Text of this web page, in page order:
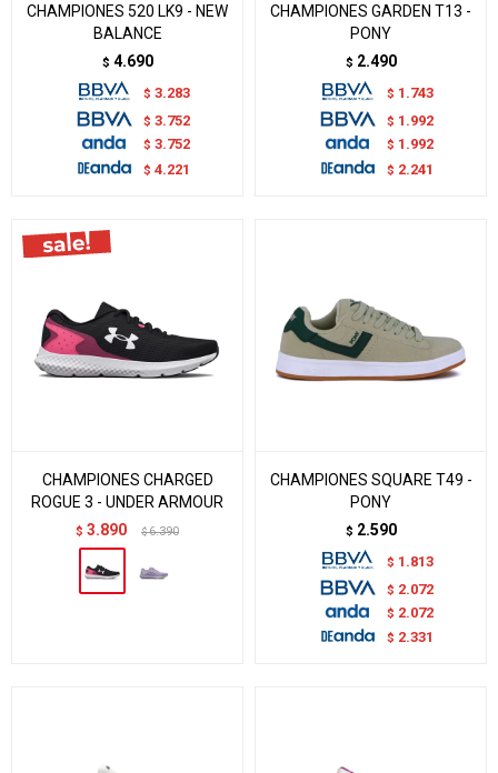
CHAMPIONES 520 LK9 - NEW
BALANCE
$ 4.690
$ 3.283
$ 3.752
$ 3.752
$ 4.221
CHAMPIONES GARDEN T13 -
PONY
$ 2.490
$ 1.743
$ 1.992
$ 1.992
$ 2.241
CHAMPIONES CHARGED
ROGUE 3 - UNDER ARMOUR
$ 3.890 $ 6.390
CHAMPIONES SQUARE T49 -
PONY
$ 2.590
$ 1.813
$ 2.072
$ 2.072
$ 2.331